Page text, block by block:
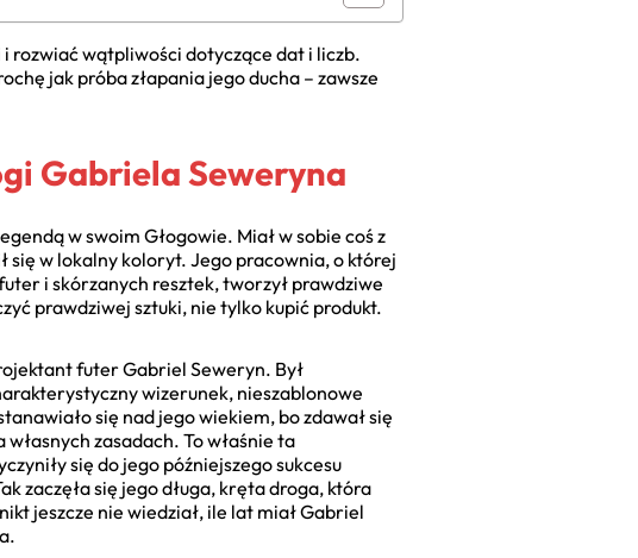
rozwiać wątpliwości dotyczące dat i liczb.
jak próba złapania jego ducha – zawsze
Gabriela Seweryna
w swoim Głogowie. Miał w sobie coś z
się w lokalny koloryt. Jego pracownia, o której
i skórzanych resztek, tworzył prawdziwe
prawdziwej sztuki, nie tylko kupić produkt.
futer Gabriel Seweryn. Był
wizerunek, nieszablonowe
się nad jego wiekiem, bo zdawał się
zasadach. To właśnie ta
się do jego późniejszego sukcesu
zaczęła się jego długa, kręta droga, która
jeszcze nie wiedział, ile lat miał Gabriel